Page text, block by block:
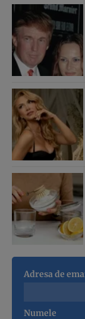
Adresa de
Numele